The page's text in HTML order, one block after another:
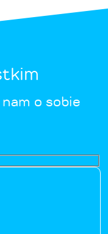
o sobie